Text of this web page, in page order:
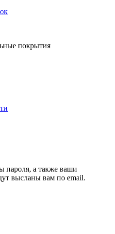
покрытия
пароля, а также ваши
высланы вам по email.